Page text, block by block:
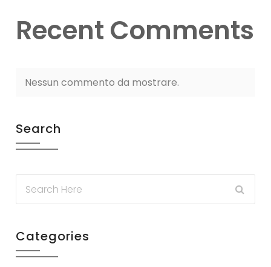
Recent Comments
Nessun commento da mostrare.
Search
Categories